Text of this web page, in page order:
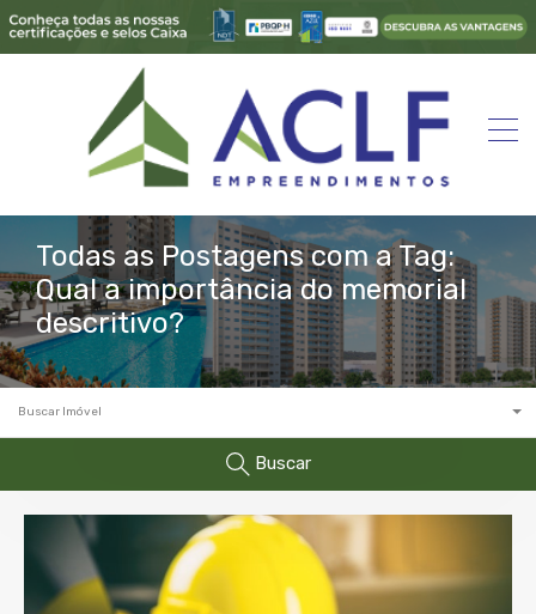
Todas as Postagens com a Tag:
Qual a importância do memorial
descritivo?
Buscar Imóvel
Buscar